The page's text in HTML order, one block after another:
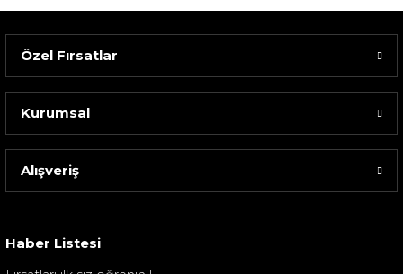
Sarev Elfıda Flanel Nevresim Takımı Çift Kişili...
Özel Fırsatlar
Kurumsal
Alışveriş
Haber Listesi